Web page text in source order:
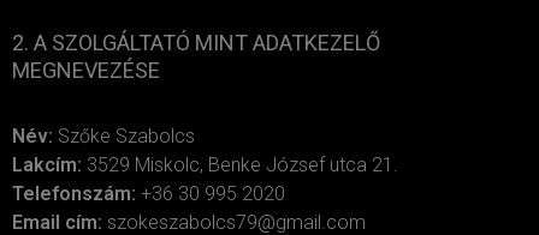
2. A SZOLGÁLTATÓ MINT ADATKEZELŐ
MEGNEVEZÉSE
Név: Szőke Szabolcs
Lakcím: 3529 Miskolc, Benke József utca 21.
Telefonszám: +36 30 995 2020
Email cím: szokeszabolcs79@gmail.com